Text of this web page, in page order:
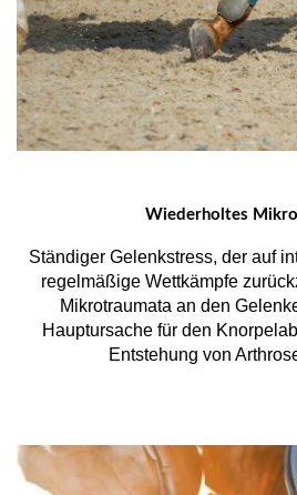
Wiederholtes
Ständiger Gelenkstress, der auf
regelmäßige Wettkämpfe
Mikrotraumata an den
Hauptursache für den
Entstehung von